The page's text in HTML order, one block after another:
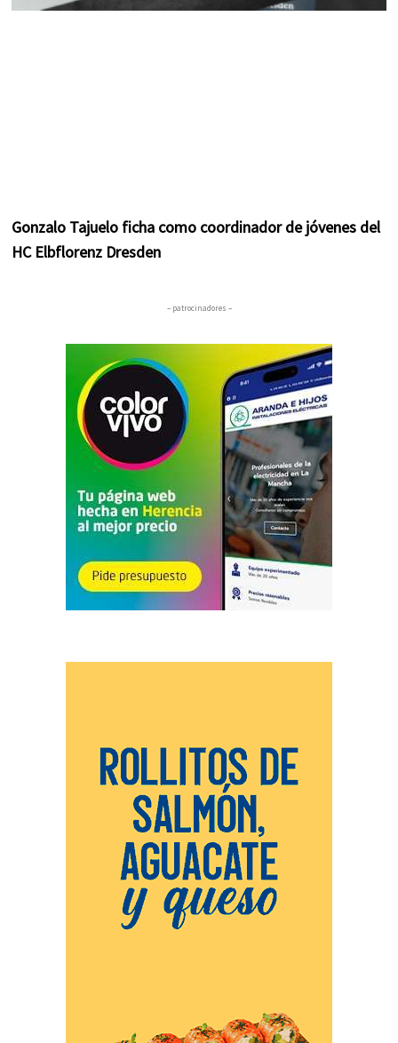
Gonzalo Tajuelo ficha como coordinador de jóvenes del
HC Elbflorenz Dresden
– patrocinadores –